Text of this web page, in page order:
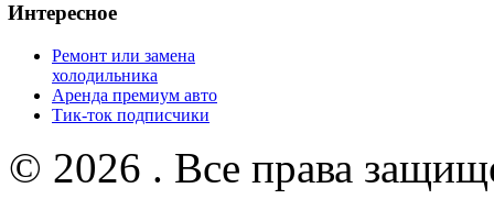
Интересное
Ремонт или замена
холодильника
Аренда премиум авто
Тик-ток подписчики
© 2026 . Все права